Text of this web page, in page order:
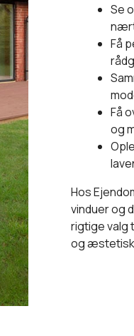
Se
Få
Få
og
Hos
vinduer og
rigtige valg
og